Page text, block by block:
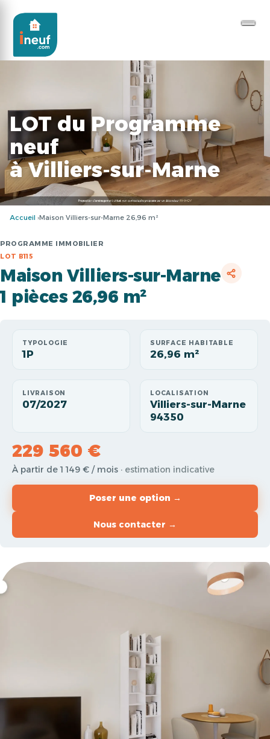
LOT du Programme
neuf
à Villiers-sur-Marne
Accueil Maison Villiers-sur-Marne 26,96 m²
PROGRAMME IMMOBILIER
LOT B115
Maison Villiers-sur-Marne
1 pièces 26,96 m²
TYPOLOGIE
1P
SURFACE HABITABLE
26,96 m²
LIVRAISON
07/2027
LOCALISATION
Villiers-sur-Marne
94350
229 560 €
À partir de 1 149 € / mois · estimation indicative
Poser une option →
Nous contacter →